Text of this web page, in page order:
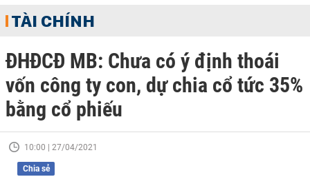
TÀI CHÍNH
ĐHĐCĐ MB: Chưa có ý định thoái
vốn công ty con, dự chia cổ tức 35%
bằng cổ phiếu
10:00 | 27/04/2021
Chia sẻ